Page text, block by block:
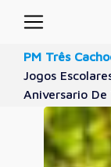
PM Três
Jogos
Aniversario De